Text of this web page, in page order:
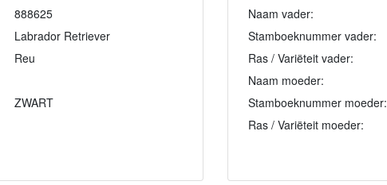
888625
Labrador Retriever
Reu
ZWART
Naam vader:
Stamboeknummer vader:
Ras / Variëteit vader:
Naam moeder:
Stamboeknummer moeder:
Ras / Variëteit moeder: